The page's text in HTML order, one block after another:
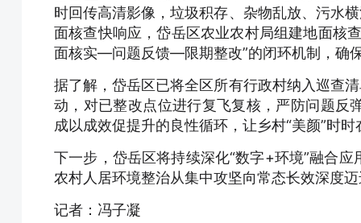
时回传高清影像，垃圾积存、杂物乱放、污水
面核查快响应，岱岳区农业农村局组建地面核
面核实—问题反馈—限期整改”的闭环机制，确
据了解，岱岳区已将全区所有行政村纳入巡查
动，对已整改点位进行复飞复核，严防问题反
成以成效促提升的良性循环，让乡村“美颜”时
下一步，岱岳区将持续深化“数字+环境”融合
农村人居环境整治从集中攻坚向常态长效深度
记者：冯子凝